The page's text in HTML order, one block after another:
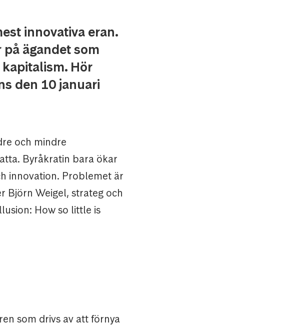
innovativa eran.
ägandet som
Hör
den 10 januari
och mindre
Byråkratin bara ökar
innovation. Problemet är
Björn Weigel, strateg och
How so little is
som drivs av att förnya